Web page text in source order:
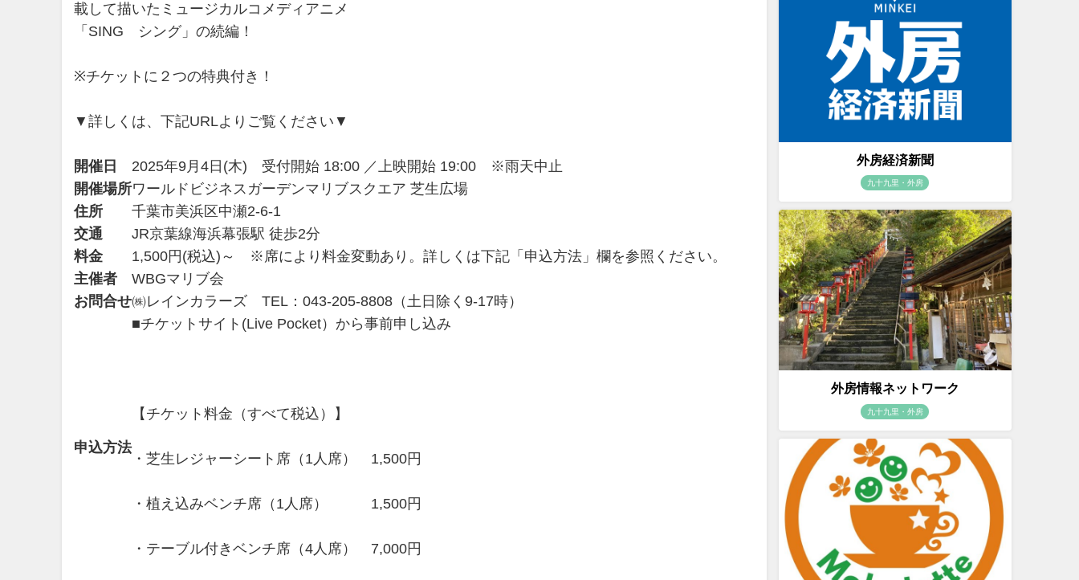
載して描いたミュージカルコメディアニメ
「SING シング」の続編！
※チケットに２つの特典付き！
▼詳しくは、下記URLよりご覧ください▼
開催日
2025年9月4日(木) 受付開始 18:00 ／上映開始 19:00 ※雨天中止
開催場所ワールドビジネスガーデンマリブスクエア 芝生広場
住所
千葉市美浜区中瀬2-6-1
交通
JR京葉線海浜幕張駅 徒歩2分
料金
1,500円(税込)～ ※席により料金変動あり。詳しくは下記「申込方法」欄を参照ください。
主催者
WBGマリブ会
お問合せ㈱レインカラーズ TEL：043-205-8808（土日除く9-17時）
申込方法
■チケットサイト(Live Pocket）から事前申し込み
【チケット料金（すべて税込）】
・芝生レジャーシート席（1人席） 1,500円
・植え込みベンチ席（1人席） 1,500円
・テーブル付きベンチ席（4人席） 7,000円
外房経済新聞
九十九里・外房
外房情報ネットワーク
九十九里・外房